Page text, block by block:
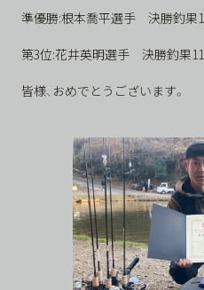
準優勝:根本喬平選手 決勝釣果
第3位:花井英明選手 決勝釣果
皆様、おめでとうございます。